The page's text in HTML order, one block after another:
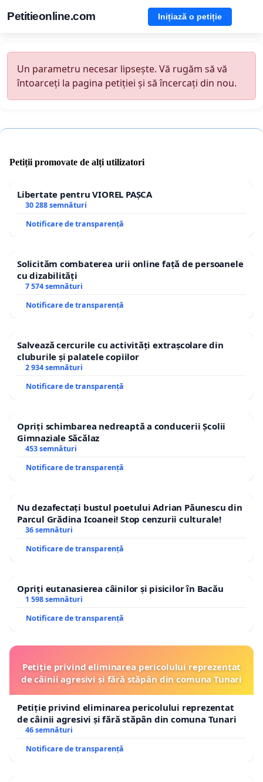
Petitieonline.com Inițiază o petiție
Un parametru necesar lipsește. Vă rugăm să vă
întoarceți la pagina petiției și să încercați din nou.
Petiții promovate de alți utilizatori
Libertate pentru VIOREL PAȘCA
30 288 semnături
Notificare de transparență
Solicităm combaterea urii online față de persoanele
cu dizabilități
7 574 semnături
Notificare de transparență
Salvează cercurile cu activități extrașcolare din
cluburile și palatele copiilor
2 934 semnături
Notificare de transparență
Opriți schimbarea nedreaptă a conducerii Școlii
Gimnaziale Săcălaz
453 semnături
Notificare de transparență
Nu dezafectați bustul poetului Adrian Păunescu din
Parcul Grădina Icoanei! Stop cenzurii culturale!
36 semnături
Notificare de transparență
Opriți eutanasierea câinilor și pisicilor în Bacău
1 598 semnături
Notificare de transparență
Petiție privind eliminarea pericolului reprezentat
de câinii agresivi și fără stăpân din comuna Tunari
Petiție privind eliminarea pericolului reprezentat
de câinii agresivi și fără stăpân din comuna Tunari
46 semnături
Notificare de transparență